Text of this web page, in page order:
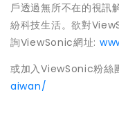
戶透過無所不在的視訊
紛科技生活。欲對
詢ViewSonic網址:
或加入ViewSonic粉絲
aiwan/